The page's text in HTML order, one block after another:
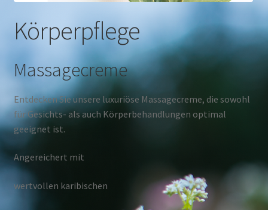
Körperpflege
Massagecreme
Entdecken Sie unsere luxuriöse Massagecreme, die sowohl
für Gesichts- als auch Körperbehandlungen optimal
geeignet ist.
Angereichert mit
wertvollen karibischen